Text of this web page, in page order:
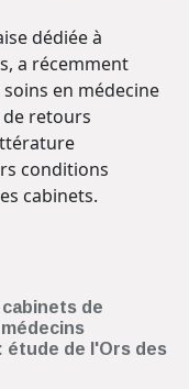
dédiée à
a récemment
en médecine
de retours
conditions
cabinets.
de
étude de l'Ors des